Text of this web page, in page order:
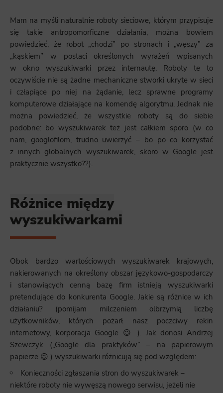
Mam na myśli naturalnie roboty sieciowe, którym przypisuje
się takie antropomorficzne działania, można bowiem
powiedzieć, że robot „chodzi” po stronach i „węszy” za
„kąskiem” w postaci określonych wyrażeń wpisanych
w okno wyszukiwarki przez internautę. Roboty te to
oczywiście nie są żadne mechaniczne stworki ukryte w sieci
i człapiące po niej na żądanie, lecz sprawne programy
komputerowe działające na komendę algorytmu. Jednak nie
można powiedzieć, że wszystkie roboty są do siebie
podobne: bo wyszukiwarek też jest całkiem sporo (w co
nam, googlofilom, trudno uwierzyć – bo po co korzystać
z innych globalnych wyszukiwarek, skoro w Google jest
praktycznie wszystko??).
Różnice między
wyszukiwarkami
Obok bardzo wartościowych wyszukiwarek krajowych,
nakierowanych na określony obszar językowo-gospodarczy
i stanowiących cenną bazę firm istnieją wyszukiwarki
pretendujące do konkurenta Google. Jakie są różnice w ich
działaniu? (pomijam milczeniem olbrzymią liczbę
użytkowników, których pożarł nasz poczciwy rekin
internetowy, korporacja Google 😉 ). Jak donosi Andrzej
Szewczyk („Google dla praktyków” – na papierowym
papierze 😉 ) wyszukiwarki różnicują się pod względem:
Konieczności zgłaszania stron do wyszukiwarek –
niektóre roboty nie wywęszą nowego serwisu, jeżeli nie